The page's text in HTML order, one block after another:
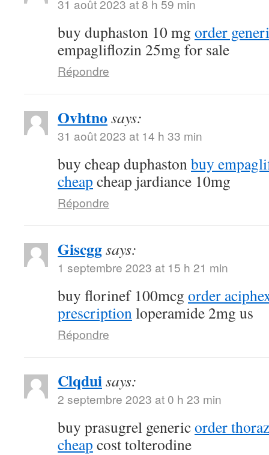
31 août 2023 at 8 h 59 min
buy duphaston 10 mg order
empagliflozin 25mg for sale
Répondre
Ovhtno says:
31 août 2023 at 14 h 33 min
buy cheap duphastonbuy
cheap cheap jardiance 10mg
Répondre
Giscggsays:
1 septembre 2023 at 15 h 21 min
buy florinef 100mcg order
prescriptionloperamide 2mg us
Répondre
Clqduisays:
2 septembre 2023 at 0 h 23 min
buy prasugrel genericorder
cheap cost tolterodine